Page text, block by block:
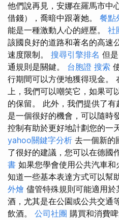
他們說再見，安娜在羅馬市中
借錢），喬暗中跟著她。 餐點
能是一種激動人心的經歷。 社
該國良好的道路和著名的高速
速度限制。 搜尋引擎排名 但
通規則是關鍵。 台胞證 搜索
行期間可以方便地獲得現金。
上，我們可以嘲笑它，如果可
的保留。 此外，我們提供了
是一個很好的機會，可以隨時
控制有助於更好地計劃您的一
yahoo關鍵字分析 去一個新的
了很好的建議，您可以在德國
書 如果您學會使用公共汽車
知道一些基本表達方式可以幫
外燴 儘管特殊規則可能適用
酒，尤其是在公園或公共交通
飲酒。 公司社團 購買和消費